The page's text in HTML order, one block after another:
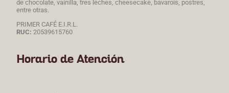
de chocolate, vainilla, tres leches, cheesecake, bavarois, postres,
entre otras.
PRIMER CAFÉ E.I.R.L.
RUC: 20539615760
Horario de Atención